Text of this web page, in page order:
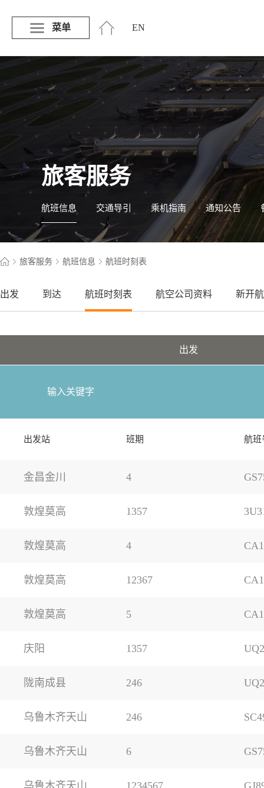
菜单 EN
旅客服务
航班信息 交通导引 乘机指南 通知公告
旅客服务 航班信息 航班时刻表
出发 到达 航班时刻表 航空公司资料 新开
出发
出发站 班期 航班
金昌金川 4
敦煌莫高 1357
敦煌莫高 4
敦煌莫高 12367
敦煌莫高 5
庆阳 1357
陇南成县 246
乌鲁木齐天山 246
乌鲁木齐天山 6
乌鲁木齐天山 1234567